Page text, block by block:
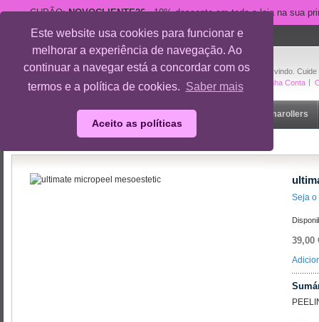
Este website usa cookies para funcionar e
melhorar a experiência de navegação. Ao
continuar a navegar está a concordar com os
termos e a política de cookies. Saber mais
Aceito as políticas
CUPÃO:NOVOCLIENTE26- 10% desconto em toda a loja na sua
Bem-vindo.
A Minha Conta
suporte@cuidedesi.pt
+351 918 595 801
Rosto Dermarollers
ultimate micropeel mesoestetic
Seja o
39,00